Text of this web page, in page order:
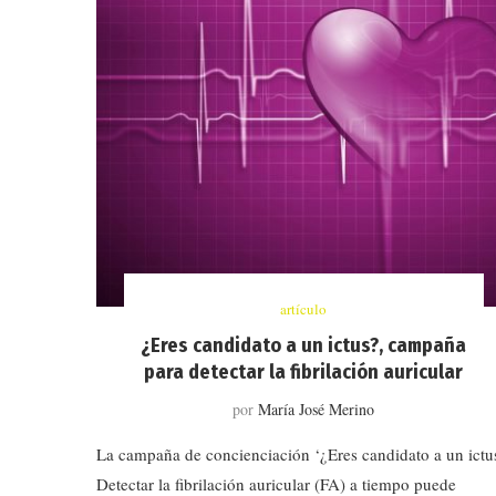
artículo
¿Eres candidato a un ictus?, campaña
para detectar la fibrilación auricular
porMaría José Merino
La campaña de concienciación ‘¿Eres candidato a un
Detectar la fibrilación auricular (FA) a tiempo puede